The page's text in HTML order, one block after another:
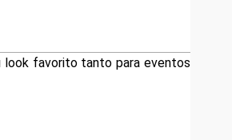
look favorito tanto para eventos